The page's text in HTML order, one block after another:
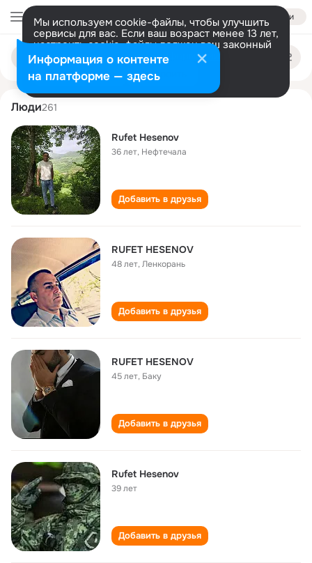
Войти
Мы используем cookie-файлы, чтобы улучшить
сервисы для вас. Если ваш возраст менее 13 лет,
настроить cookie-файлы должен ваш законный
представитель. Больше информации
Разрешить все Настроить
Поиск
людям
rufet hesenov
Люди261
Rufet Hesenov
36 лет, Нефтечала
Добавить в друзья
RUFET HESENOV
48 лет,Ленкорань
Добавить в друзья
RUFET HESENOV
45 лет, Баку
Добавить в друзья
Rufet Hesenov
39 лет
Добавить в друзья
Информация о контенте
на платформе — здесь